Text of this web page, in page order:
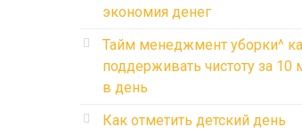
экономия денег
Тайм менеджмент уборки^
поддерживать чистоту за 10
в день
Как отметить детский день